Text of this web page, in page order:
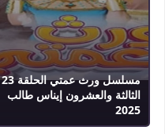
مسلسل ورث عمتي الحلقة 23
الثالثة والعشرون إيناس طالب
2025